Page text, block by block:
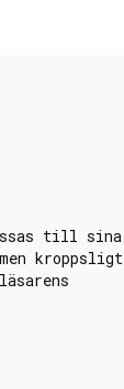
till sina
kroppsligt